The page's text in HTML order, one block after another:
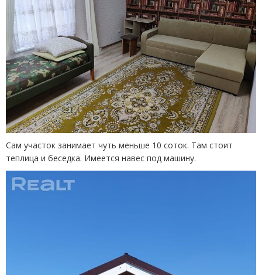
Сам участок занимает чуть меньше 10 соток. Там стоит
теплица и беседка. Имеется навес под машину.